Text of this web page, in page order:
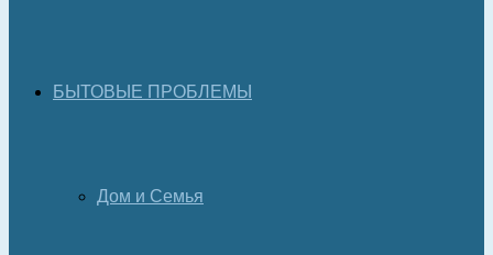
БЫТОВЫЕ ПРОБЛЕМЫ
Дом и Семья